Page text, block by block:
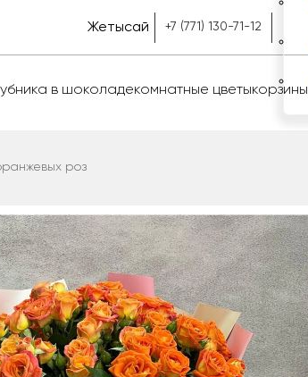
Жетысай +7 (771) 130-71-12
в шоколадекомнатные цветыкорзины
роз